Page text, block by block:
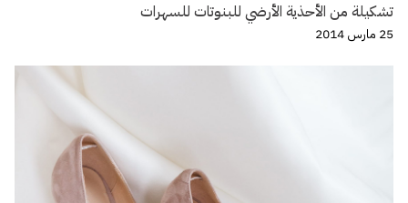
تشكيلة من الأحذية الأرضي للبنوتات للسهرات
25 مارس 2014